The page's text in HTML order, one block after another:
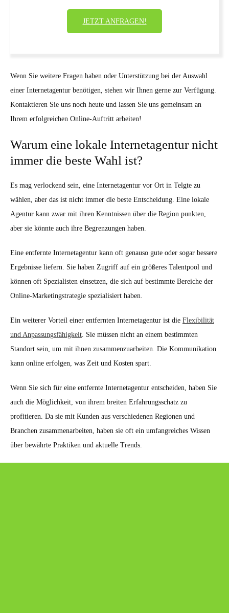
JETZT ANFRAGEN!
Wenn Sie weitere Fragen haben oder Unterstützung bei der Auswahl
einer Internetagentur benötigen, stehen wir Ihnen gerne zur Verfügung.
Kontaktieren Sie uns noch heute und lassen Sie uns gemeinsam an
Ihrem erfolgreichen Online-Auftritt arbeiten!
Warum eine lokale Internetagentur nicht
immer die beste Wahl ist?
Es mag verlockend sein, eine Internetagentur vor Ort in Telgte zu
wählen, aber das ist nicht immer die beste Entscheidung. Eine lokale
Agentur kann zwar mit ihren Kenntnissen über die Region punkten,
aber sie könnte auch ihre Begrenzungen haben.
Eine entfernte Internetagentur kann oft genauso gute oder sogar bessere
Ergebnisse liefern. Sie haben Zugriff auf ein größeres Talentpool und
können oft Spezialisten einsetzen, die sich auf bestimmte Bereiche der
Online-Marketingstrategie spezialisiert haben.
Ein weiterer Vorteil einer entfernten Internetagentur ist die Flexibilität
und Anpassungsfähigkeit . Sie müssen nicht an einem bestimmten
Standort sein, um mit ihnen zusammenzuarbeiten. Die Kommunikation
kann online erfolgen, was Zeit und Kosten spart.
Wenn Sie sich für eine entfernte Internetagentur entscheiden, haben Sie
auch die Möglichkeit, von ihrem breiten Erfahrungsschatz zu
profitieren. Da sie mit Kunden aus verschiedenen Regionen und
Branchen zusammenarbeiten, haben sie oft ein umfangreiches Wissen
über bewährte Praktiken und aktuelle Trends.